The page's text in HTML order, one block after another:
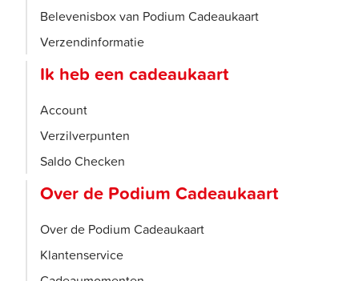
Belevenisbox van Podium Cadeaukaart
Verzendinformatie
Ik heb een cadeaukaart
Account
Verzilverpunten
Saldo Checken
Over de Podium Cadeaukaart
Over de Podium Cadeaukaart
Klantenservice